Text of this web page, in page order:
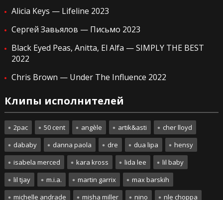
Alicia Keys — Lifeline 2023
Сергей Завьялов — Письмо 2023
Black Eyed Peas, Anitta, El Alfa — SIMPLY THE BEST
2022
Chris Brown — Under The Influence 2022
Клипы исполнителей
2pac 50 cent angèle artik&asti
cher lloyd
dababy
danna paola dre dua lipa
hensy
isabela merced
kara kross lida lee
lil baby
lil tjay
m.i.a. martin garrix
max barskih
michelle andrade
misha miller nino nle choppa